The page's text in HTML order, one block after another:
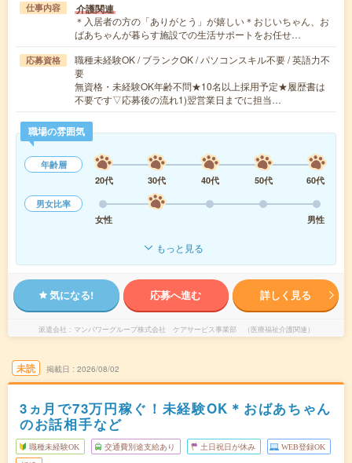
仕事内容 介護関連
＊入居者の方の「ありがとう」が嬉しい＊おじいちゃん、お
ばあちゃんが暮らす施設での生活サポートをお任せ…
応募資格
職種未経験OK / ブランクOK / パソコンスキル不要 / 英語力不
要
無資格・未経験OK年齢不問★10名以上採用予定★履歴書は
不要です▽応募後の流れ1)翌営業日までに担当…
職場の雰囲気
年齢層
20代
30代 40代 50代
60代
男女比率
女性
男性
もっと見る
気になる! 応募へ進む 詳しく見る
派遣会社 マンパワーグループ株式会社 ケアサービス事業部 （医療福祉介護関連）
未読 掲載日 2026/08/02
3ヵ月で73万円稼ぐ！未経験OK＊おばあちゃん
のお話相手など
職種未経験OK 交通費別途支給あり 土日祝日が休み WEB登録OK